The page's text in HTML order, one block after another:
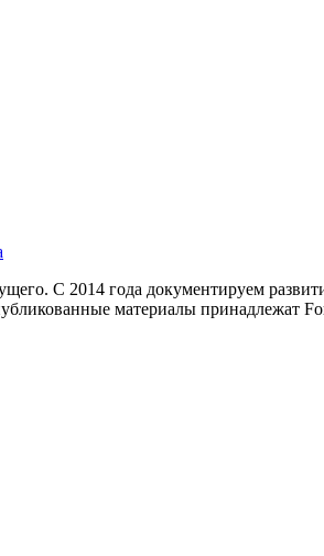
С 2014 года документируем
материалы принадлежат